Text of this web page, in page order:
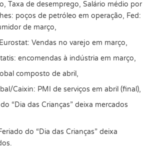
Taxa de desemprego, Salário médio por
poços de petróleo em operação, Fed:
de março,
Vendas no varejo em março,
encomendas à indústria em março,
composto de abril,
Caixin: PMI de serviços em abril (final),
“Dia das Crianças” deixa mercados
do “Dia das Crianças” deixa